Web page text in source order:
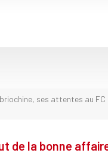
ses attentes au FC
de la bonne